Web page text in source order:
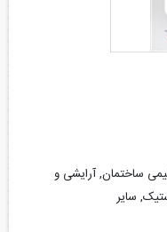
ساختمان, آرایشی و
سایر